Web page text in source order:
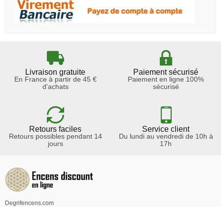
Livraison gratuite
En France à partir de 45 €
d'achats
Paiement sécurisé
Paiement en ligne 100%
sécurisé
Retours faciles
Retours possibles pendant 14
jours
Service client
Du lundi au vendredi de 10h à
17h
Degrifencens.com